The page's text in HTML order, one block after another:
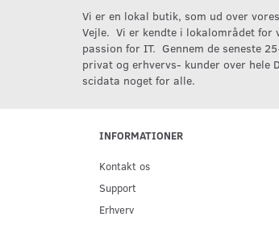
Vi er en lokal butik, som ud over
Vejle. Vi er kendte i lokalområdet for
passion for IT. Gennem de seneste
privat og erhvervs- kunder over hele
scidata noget for alle.
INFORMATIONER
Kontakt os
Support
Erhverv